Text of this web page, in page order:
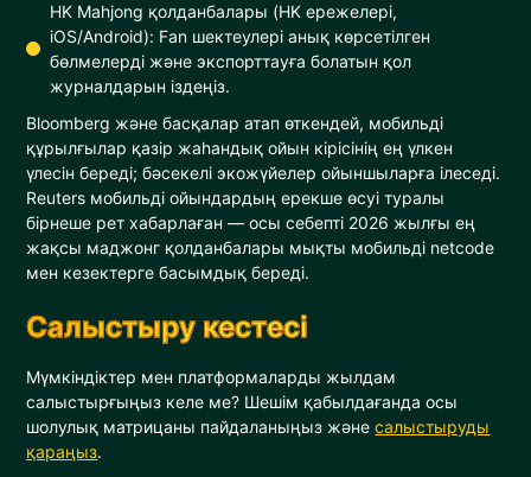
HK Mahjong қолданбалары (HK ережелері,
iOS/Android): Fan шектеулері анық көрсетілген
бөлмелерді және экспорттауға болатын қол
журналдарын іздеңіз.
Bloomberg және басқалар атап өткендей, мобильді
құрылғылар қазір жаһандық ойын кірісінің ең үлкен
үлесін береді; бәсекелі экожүйелер ойыншыларға ілеседі.
Reuters мобильді ойындардың ерекше өсуі туралы
бірнеше рет хабарлаған — осы себепті 2026 жылғы ең
жақсы маджонг қолданбалары мықты мобильді netcode
мен кезектерге басымдық береді.
Салыстыру кестесі
Мүмкіндіктер мен платформаларды жылдам
салыстырғыңыз келе ме? Шешім қабылдағанда осы
шолулық матрицаны пайдаланыңыз жәнесалыстыруды
қараңыз.